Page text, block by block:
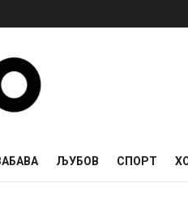
ЉУБОВ СПОРТ